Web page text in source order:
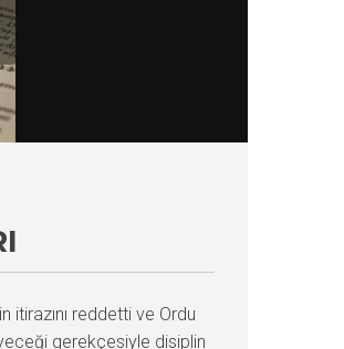
itirazını reddetti ve Ordu
gerekçesiyle disiplin